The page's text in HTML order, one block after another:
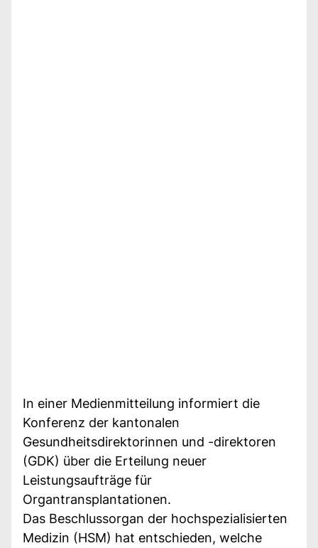
In einer Medienmitteilung informiert die
Konferenz der kantonalen
Gesundheitsdirektorinnen und -direktoren
(GDK) über die Erteilung neuer
Leistungsaufträge für
Organtransplantationen.
Das Beschlussorgan der hochspezialisierten
Medizin (HSM) hat entschieden, welche